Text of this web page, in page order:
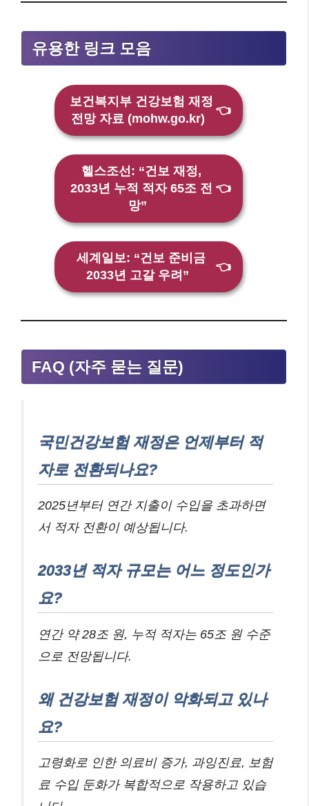
유용한 링크 모음
보건복지부 건강보험 재정
전망 자료 (mohw.go.kr)
👈
헬스조선: “건보 재정,
2033년 누적 적자 65조 전
망”
👈
세계일보: “건보 준비금
2033년 고갈 우려”
👈
FAQ (자주 묻는 질문)
국민건강보험 재정은 언제부터 적
자로 전환되나요?
2025년부터 연간 지출이 수입을 초과하면
서 적자 전환이 예상됩니다.
2033년 적자 규모는 어느 정도인가
요?
연간 약 28조 원, 누적 적자는 65조 원 수준
으로 전망됩니다.
왜 건강보험 재정이 악화되고 있나
요?
고령화로 인한 의료비 증가, 과잉진료, 보험
료 수입 둔화가 복합적으로 작용하고 있습